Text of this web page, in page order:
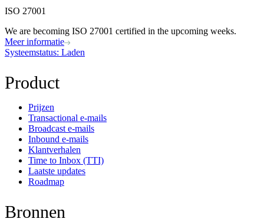
ISO 27001
We are becoming ISO 27001 certified in the upcoming weeks.
Meer informatie
Systeemstatus: Laden
Product
Prijzen
Transactional e-mails
Broadcast e-mails
Inbound e-mails
Klantverhalen
Time to Inbox (TTI)
Laatste updates
Roadmap
Bronnen